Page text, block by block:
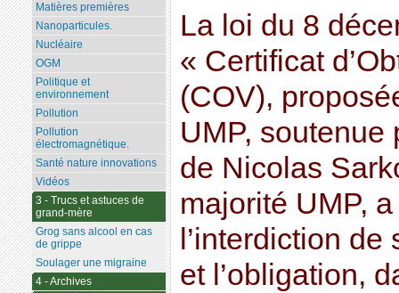
La loi du 8
« Certificat
(COV),
UMP, soutenue
de Nicolas
majorité UMP,
l’interdiction
et l’obligation,
Matières premières
Nanoparticules.
Nucléaire
OGM
Politique et
environnement
Pollution
Pollution
électromagnétique.
Santé nature innovations
Vidéos
3 - Trucs et astuces de
grand-mère
Grog sans alcool en cas
de grippe
Soulager une migraine
4 - Archives